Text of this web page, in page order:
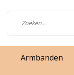
Armbanden